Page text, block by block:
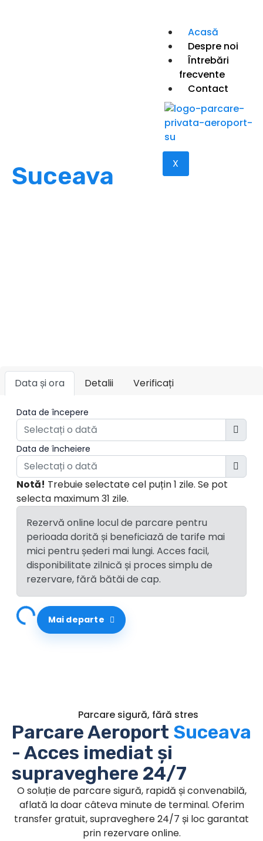
Acasă
Despre noi
Întrebări
frecvente
Contact
X
Parcare sigură la 5 minute de aeroport
Parcare Privată -
Parcare Aeroport
Suceava
Data și ora Detalii Verificați
Data de începere
Data de încheiere
Notă! Trebuie selectate cel puțin 1 zile. Se pot
selecta maximum 31 zile.
Rezervă online locul de parcare pentru
perioada dorită și beneficiază de tarife mai
mici pentru șederi mai lungi. Acces facil,
disponibilitate zilnică și proces simplu de
rezervare, fără bătăi de cap.
Se încarcă Mai departe
Parcare sigură, fără stres
Parcare Aeroport Suceava
- Acces imediat și
supraveghere 24/7
O soluție de parcare sigură, rapidă și convenabilă,
aflată la doar câteva minute de terminal. Oferim
transfer gratuit, supraveghere 24/7 și loc garantat
prin rezervare online.